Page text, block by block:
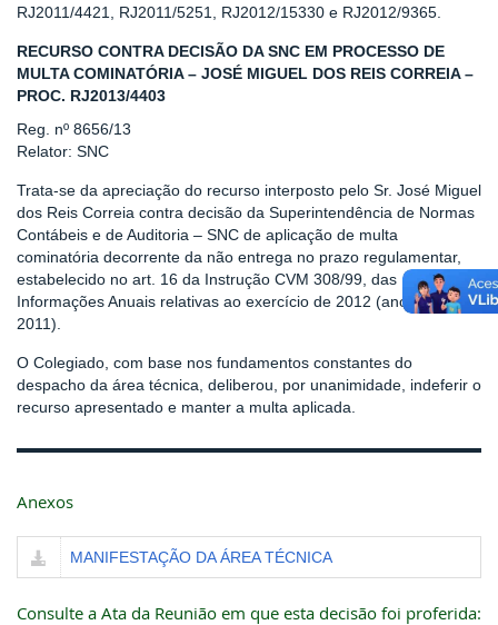
RJ2011/4421, RJ2011/5251, RJ2012/15330 e RJ2012/9365.
RECURSO CONTRA DECISÃO DA SNC EM PROCESSO DE
MULTA COMINATÓRIA – JOSÉ MIGUEL DOS REIS CORREIA –
PROC. RJ2013/4403
Reg. nº 8656/13
Relator: SNC
Trata-se da apreciação do recurso interposto pelo Sr. José Miguel
dos Reis Correia contra decisão da Superintendência de Normas
Contábeis e de Auditoria – SNC de aplicação de multa
cominatória decorrente da não entrega no prazo regulamentar,
estabelecido no art. 16 da Instrução CVM 308/99, das
Informações Anuais relativas ao exercício de 2012 (ano-base
2011).
O Colegiado, com base nos fundamentos constantes do
despacho da área técnica, deliberou, por unanimidade, indeferir o
recurso apresentado e manter a multa aplicada.
Anexos
MANIFESTAÇÃO DA ÁREA TÉCNICA
Consulte a Ata da Reunião em que esta decisão foi proferida: